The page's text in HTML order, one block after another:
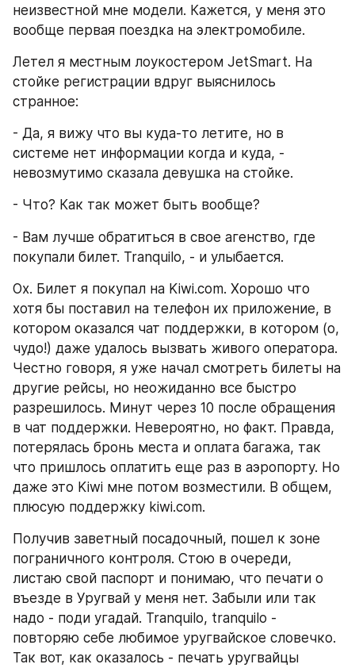
неизвестной мне модели. Кажется, у меня это
вообще первая поездка на электромобиле.
Летел я местным лоукостером JetSmart. На
стойке регистрации вдруг выяснилось
странное:
- Да, я вижу что вы куда-то летите, но в
системе нет информации когда и куда, -
невозмутимо сказала девушка на стойке.
- Что? Как так может быть вообще?
- Вам лучше обратиться в свое агенство, где
покупали билет. Tranquilo, - и улыбается.
Ох. Билет я покупал на Kiwi.com. Хорошо что
хотя бы поставил на телефон их приложение, в
котором оказался чат поддержки, в котором (о,
чудо!) даже удалось вызвать живого оператора.
Честно говоря, я уже начал смотреть билеты на
другие рейсы, но неожиданно все быстро
разрешилось. Минут через 10 после обращения
в чат поддержки. Невероятно, но факт. Правда,
потерялась бронь места и оплата багажа, так
что пришлось оплатить еще раз в аэропорту. Но
даже это Kiwi мне потом возместили. В общем,
плюсую поддержку kiwi.com.
Получив заветный посадочный, пошел к зоне
пограничного контроля. Стою в очереди,
листаю свой паспорт и понимаю, что печати о
въезде в Уругвай у меня нет. Забыли или так
надо - поди угадай. Tranquilo, tranquilo -
повторяю себе любимое уругвайское словечко.
Так вот, как оказалось - печать уругвайцы